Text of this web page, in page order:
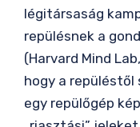
légitársaság
repülésnek a
(Harvard Mind
hogy a repüléstől
egy repülőgép